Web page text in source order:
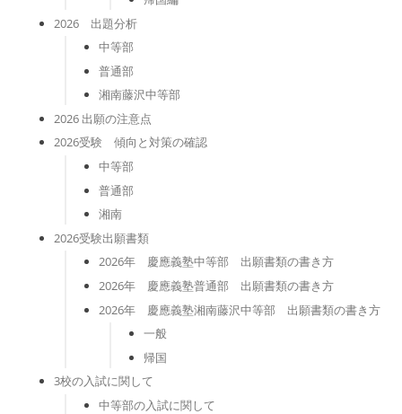
2026 出題分析
中等部
普通部
湘南藤沢中等部
2026 出願の注意点
2026受験 傾向と対策の確認
中等部
普通部
湘南
2026受験出願書類
2026年 慶應義塾中等部 出願書類の書き方
2026年 慶應義塾普通部 出願書類の書き方
2026年 慶應義塾湘南藤沢中等部 出願書類の書き方
一般
帰国
3校の入試に関して
中等部の入試に関して